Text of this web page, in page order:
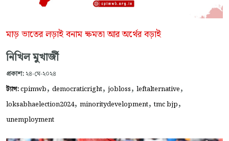
মাড় ভাতের লড়াই বনাম ক্ষমতা আর অর্থের বড়াই
নিখিল মুখার্জী
প্রকাশ: ২৪-মে-২০২৪
ট্যাগ:cpimwb, democraticright, jobloss, leftalternative,
loksabhaelection2024, minoritydevelopment,tmc bjp,
unemployment